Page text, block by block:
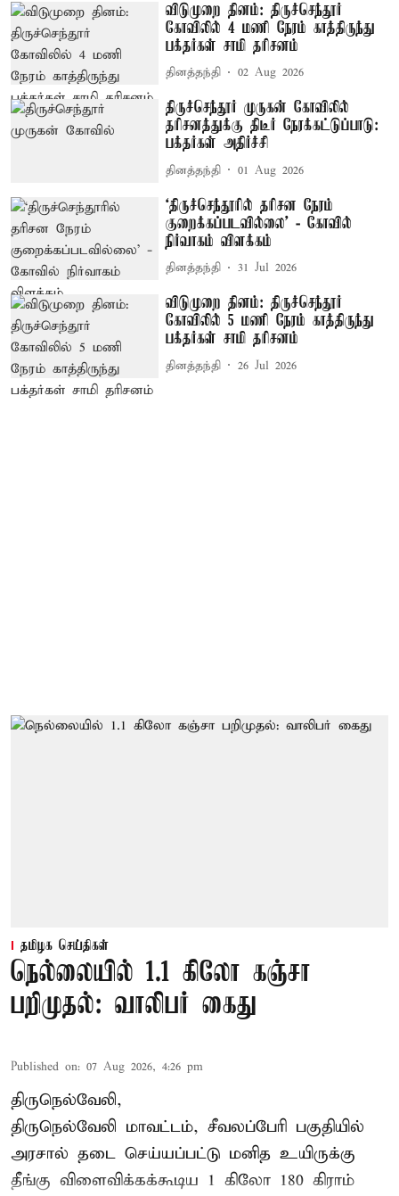
விடுமுறை தினம்: திருச்செந்தூர்
கோவிலில் 4 மணி நேரம் காத்திருந்து
பக்தர்கள் சாமி தரிசனம்
தினத்தந்தி 02 Aug 2026
திருச்செந்தூர் முருகன் கோவிலில்
தரிசனத்துக்கு திடீர் நேரக்கட்டுப்பாடு:
பக்தர்கள் அதிர்ச்சி
தினத்தந்தி 01 Aug 2026
‘திருச்செந்தூரில் தரிசன நேரம்
குறைக்கப்படவில்லை’ - கோவில்
நிர்வாகம் விளக்கம்
தினத்தந்தி 31 Jul 2026
விடுமுறை தினம்: திருச்செந்தூர்
கோவிலில் 5 மணி நேரம் காத்திருந்து
பக்தர்கள் சாமி தரிசனம்
தினத்தந்தி 26 Jul 2026
தமிழக செய்திகள்
நெல்லையில் 1.1 கிலோ கஞ்சா
பறிமுதல்: வாலிபர் கைது
Published on: 07 Aug 2026, 4:26 pm
திருநெல்வேலி,
திருநெல்வேலி மாவட்டம், சீவலப்பேரி பகுதியில்
அரசால் தடை செய்யப்பட்டு மனித உயிருக்கு
தீங்கு விளைவிக்கக்கூடிய 1 கிலோ 180 கிராம்